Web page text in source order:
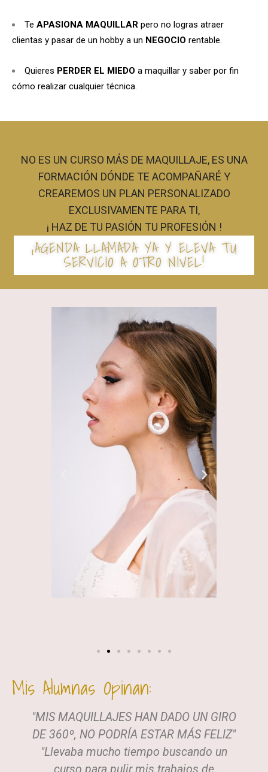
Te APASIONA MAQUILLAR pero no logras atraer
clientas y pasar de un hobby a un NEGOCIO rentable.
Quieres PERDER EL MIEDO a maquillar y saber por fin
cómo realizar cualquier técnica.
NO ES UN CURSO MÁS DE MAQUILLAJE, ES UNA
FORMACIÓN DÓNDE TE ACOMPAÑARÉ Y
CREAREMOS UN PLAN PERSONALIZADO
EXCLUSIVAMENTE PARA TI,
¡ HAZ DE TU PASIÓN TU PROFESIÓN !
¡AGENDA LLAMADA YA Y ELEVA TU
SERVICIO A OTRO NIVEL!
Mis Alumnas Opinan:
"MIS MAQUILLAJES HAN DADO UN GIRO
DE 360º, NO PODRÍA ESTAR MÁS FELIZ"
"Llevaba mucho tiempo buscando un
curso para pulir mis trabajos de